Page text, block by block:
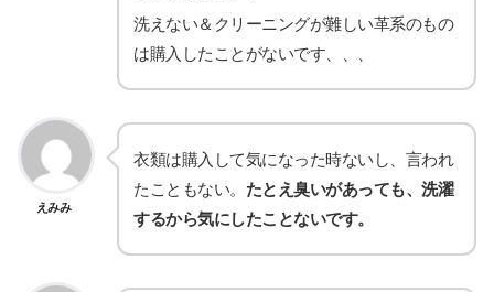
洗えない＆クリーニングが難しい革系のもの
は購入したことがないです、、、
えみみ
衣類は購入して気になった時ないし、言われ
たこともない。 たとえ臭いがあっても、洗濯
するから気にしたことないです。